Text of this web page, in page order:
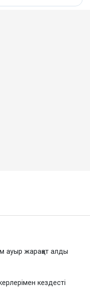
ауыр жарақат алды
кездесті